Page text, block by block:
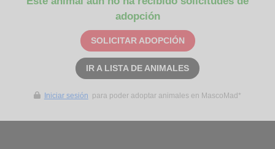
adopción
SOLICITAR ADOPCIÓN
IR A LISTA DE ANIMALES
Iniciar sesión para poder adoptar animales en MascoMad*